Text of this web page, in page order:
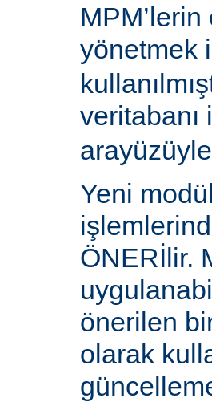
yönetmek
veritabanı
Yeni
ÖNERİlir.
önerilen
olarak